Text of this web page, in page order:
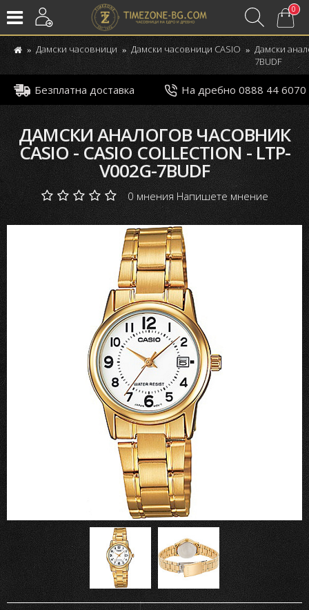
0
Дамски часовници Дамски часовници CASIO
Дамски
7BUDF
Безплатна доставка На дребно 0888 44 6070
ДАМСКИ АНАЛОГОВ ЧАСОВНИК
CASIO - CASIO COLLECTION - LTP-
V002G-7BUDF
0 мнения Напишете мнение